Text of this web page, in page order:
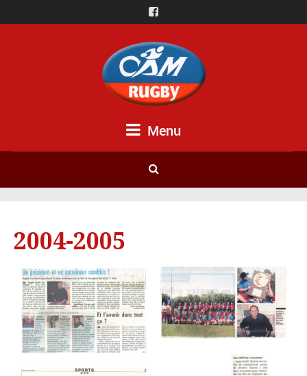
Menu
2004-2005